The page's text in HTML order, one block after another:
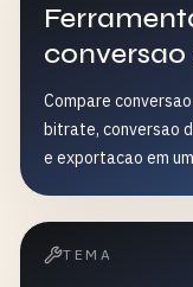
conversao
Compare
bitrate, conversao
e exportacao em
TEMA